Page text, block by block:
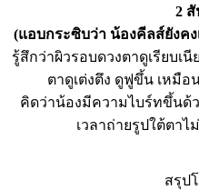
2
(แอบกระซิบว่า น้องคีลส์ยังคง
รู้สึกว่าผิวรอบดวงตาดูเรียบเ
ตาดูเต่งตึง ดูฟูขึ้น เหมื
คิดว่าน้องมีความไบร์ทขึ้นด้
เวลาถ่ายรูปใต้ตา
สรุป